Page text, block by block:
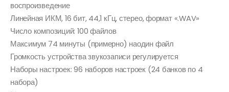
воспроизведение
Линейная ИКМ, 16 бит, 44,1 кГц, стерео, формат «.WAV»
Число композиций: 100 файлов
Максимум 74 минуты (примерно) наодин файл
Громкость устройства звукозаписи регулируется
Наборы настроек: 96 наборов настроек (24 банков по 4
набора)